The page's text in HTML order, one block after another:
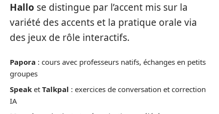
Hallo se distingue par l’accent mis sur la
variété des accents et la pratique orale via
des jeux de rôle interactifs.
Papora : cours avec professeurs natifs, échanges en petits
groupes
Speak et Talkpal : exercices de conversation et correction
IA